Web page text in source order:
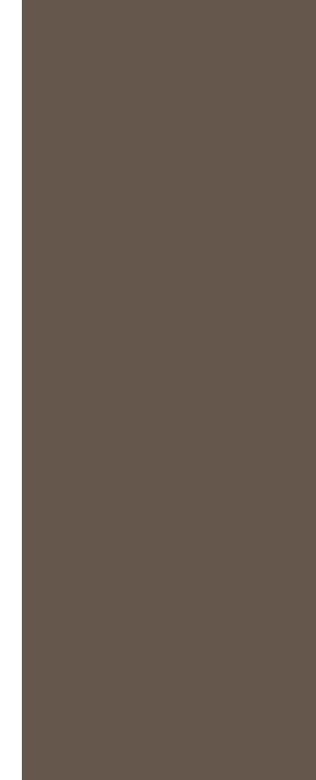
プレー 長堀橋美容室 手話美容
橋美容室 手話美容室 オーガニ